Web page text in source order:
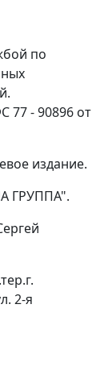
по
77 - 90896 от
издание.
ГРУППА".
2-я